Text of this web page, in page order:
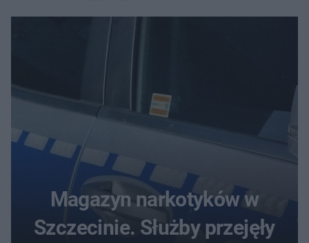
Magazyn narkotyków w
Szczecinie. Służby przejęły